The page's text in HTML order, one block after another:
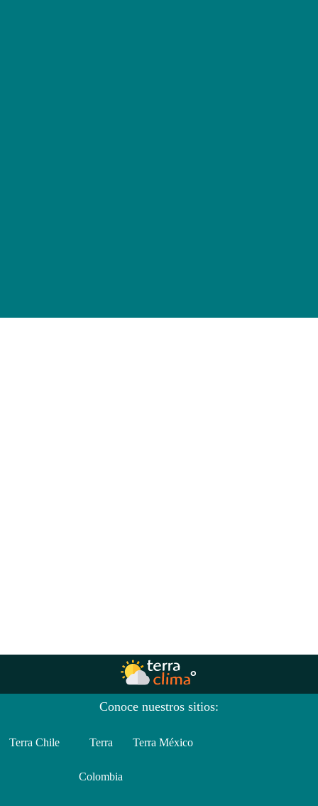
Conoce nuestros sitios:
Terra Chile Terra
Colombia
Terra México